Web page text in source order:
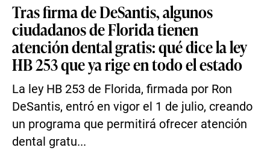
Tras firma de DeSantis, algunos
ciudadanos de Florida tienen
atención dental gratis: qué dice la ley
HB 253 que ya rige en todo el estado
La ley HB 253 de Florida, firmada por Ron
DeSantis, entró en vigor el 1 de julio, creando
un programa que permitirá ofrecer atención
dental gratu...